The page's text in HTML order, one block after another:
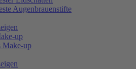
Augenbrauenstifte
up
Make-up